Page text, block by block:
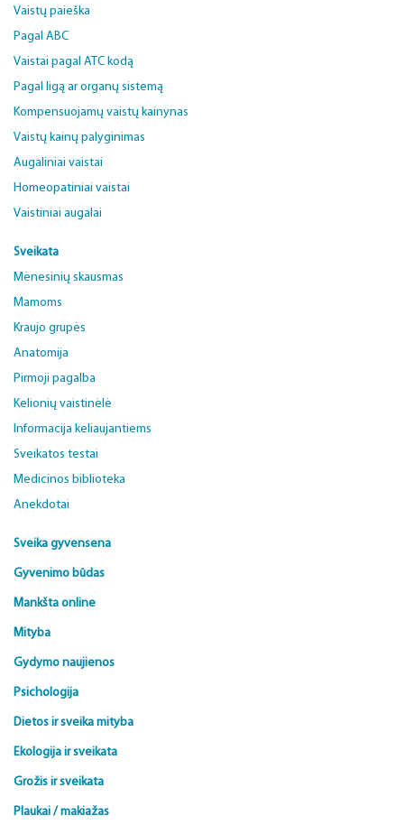
Vaistų paieška
Pagal ABC
Vaistai pagal ATC kodą
Pagal ligą ar organų sistemą
Kompensuojamų vaistų kainynas
Vaistų kainų palyginimas
Augaliniai vaistai
Homeopatiniai vaistai
Vaistiniai augalai
Sveikata
Mėnesinių skausmas
Mamoms
Kraujo grupės
Anatomija
Pirmoji pagalba
Kelionių vaistinėlė
Informacija keliaujantiems
Sveikatos testai
Medicinos biblioteka
Anekdotai
Sveika gyvensena
Gyvenimo būdas
Mankšta online
Mityba
Gydymo naujienos
Psichologija
Dietos ir sveika mityba
Ekologija ir sveikata
Grožis ir sveikata
Plaukai / makiažas